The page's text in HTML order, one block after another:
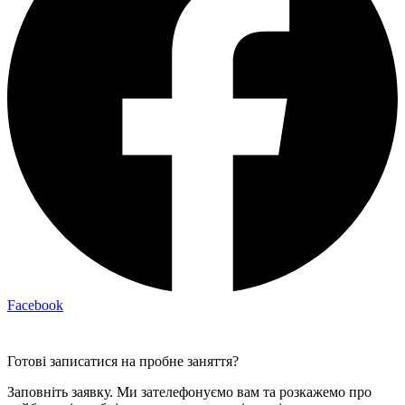
Facebook
Готові записатися на пробне заняття?
Заповніть заявку. Ми зателефонуємо вам та розкажемо про